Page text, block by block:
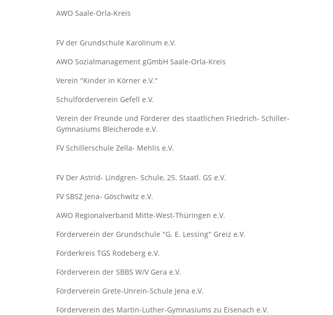
AWO Saale-Orla-Kreis
FV der Grundschule Karolinum e.V.
AWO Sozialmanagement gGmbH Saale-Orla-Kreis
Verein "Kinder in Körner e.V."
Schulförderverein Gefell e.V.
Verein der Freunde und Förderer des staatlichen Friedrich- Schiller-
Gymnasiums Bleicherode e.V.
FV Schillerschule Zella- Mehlis e.V.
FV Der Astrid- Lindgren- Schule, 25. Staatl. GS e.V.
FV SBSZ Jena- Göschwitz e.V.
AWO Regionalverband Mitte-West-Thüringen e.V.
Förderverein der Grundschule "G. E. Lessing" Greiz e.V.
Förderkreis TGS Rodeberg e.V.
Förderverein der SBBS W/V Gera e.V.
Förderverein Grete-Unrein-Schule Jena e.V.
Förderverein des Martin-Luther-Gymnasiums zu Eisenach e.V.